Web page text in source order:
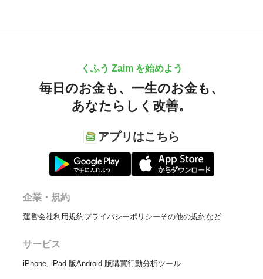
くふう Zaim を始めよう
毎日のお金も、 一生のお金も、
あなたらしく改善。
アプリはこちら
企業・規約
運営会社利用規約プライバシーポリシーその他の規約など
サービス
iPhone, iPad 版Android 版購買行動分析ツール